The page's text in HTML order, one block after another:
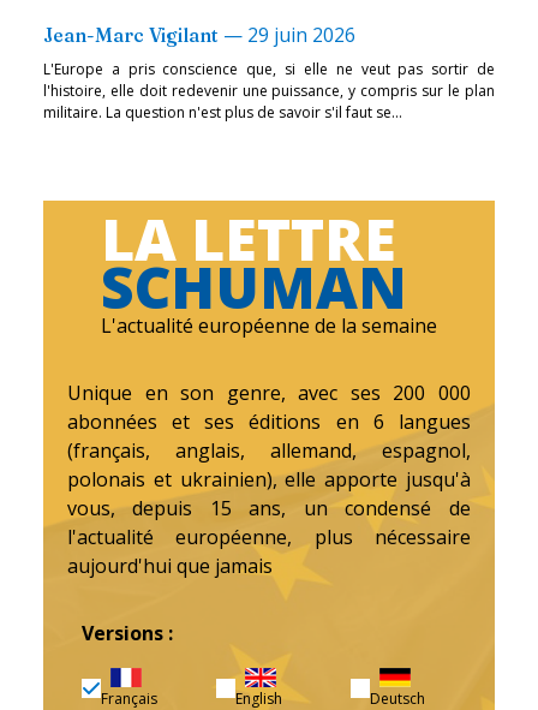
Jean-Marc Vigilant — 29 juin 2026
L'Europe a pris conscience que, si elle ne veut pas sortir de
l'histoire, elle doit redevenir une puissance, y compris sur le plan
militaire. La question n'est plus de savoir s'il faut se...
LA LETTRE
SCHUMAN
L'actualité européenne de la semaine
Unique en son genre, avec ses 200 000
abonnées et ses éditions en 6 langues
(français, anglais, allemand, espagnol,
polonais et ukrainien), elle apporte jusqu'à
vous, depuis 15 ans, un condensé de
l'actualité européenne, plus nécessaire
aujourd'hui que jamais
Versions :
Français English Deutsch